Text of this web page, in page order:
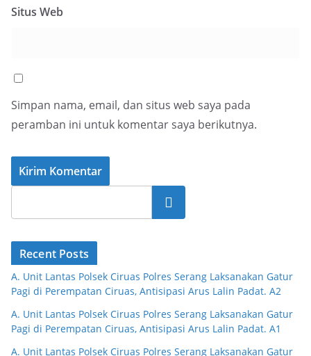
Situs Web
Simpan nama, email, dan situs web saya pada
peramban ini untuk komentar saya berikutnya.
Cari
Recent Posts
A. Unit Lantas Polsek Ciruas Polres Serang Laksanakan Gatur
Pagi di Perempatan Ciruas, Antisipasi Arus Lalin Padat. A2
A. Unit Lantas Polsek Ciruas Polres Serang Laksanakan Gatur
Pagi di Perempatan Ciruas, Antisipasi Arus Lalin Padat. A1
A. Unit Lantas Polsek Ciruas Polres Serang Laksanakan Gatur